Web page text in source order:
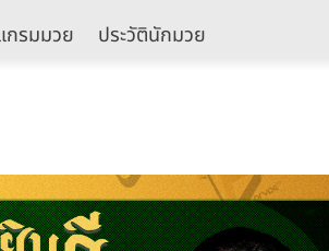
กรมมวย ประวัตินักมวย